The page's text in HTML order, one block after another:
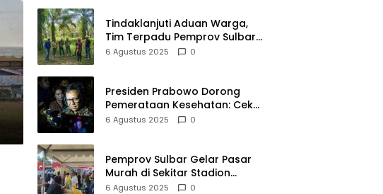
Tindaklanjuti Aduan Warga,
Tim Terpadu Pemprov Sulbar
Tinjau Dugaan Pencemaran
6 Agustus 2025 0
Presiden Prabowo Dorong
Pemerataan Kesehatan: Cek
Kesehatan Gratis untuk 20
6 Agustus 2025 0
Pemprov Sulbar Gelar Pasar
Murah di Sekitar Stadion
Manakarra, Harga Beras Mulai
6 Agustus 2025 0